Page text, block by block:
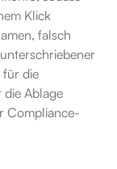
Klick
falsch
für die
Ablage
Compliance-